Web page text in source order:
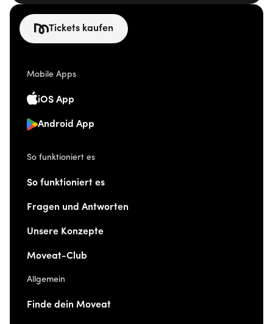
Tickets kaufen
Mobile Apps
iOS App
Android App
So funktioniert es
So funktioniert es
Fragen und Antworten
Unsere Konzepte
Moveat-Club
Allgemein
Finde dein Moveat